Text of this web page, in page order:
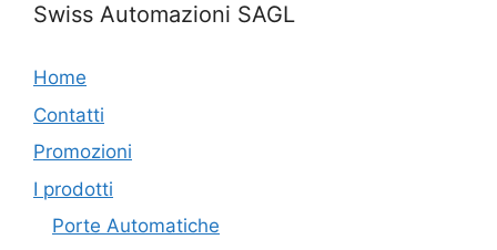
Swiss Automazioni SAGL
Home
Contatti
Promozioni
I prodotti
Porte Automatiche